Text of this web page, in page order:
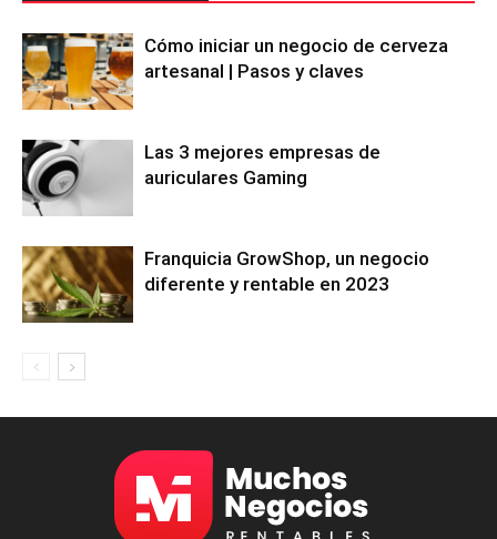
Cómo iniciar un negocio de cerveza
artesanal | Pasos y claves
Las 3 mejores empresas de
auriculares Gaming
Franquicia GrowShop, un negocio
diferente y rentable en 2023